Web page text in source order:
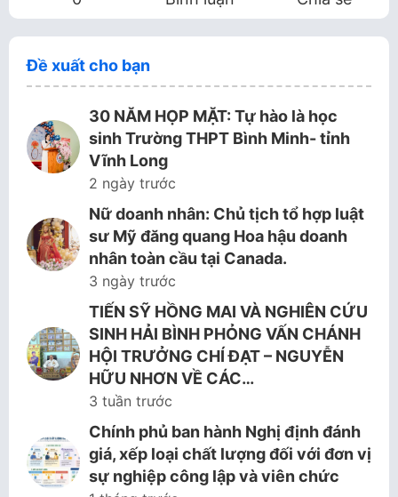
Đề xuất cho bạn
30 NĂM HỌP MẶT: Tự hào là học
sinh Trường THPT Bình Minh- tỉnh
Vĩnh Long
2 ngày trước
Nữ doanh nhân: Chủ tịch tổ hợp luật
sư Mỹ đăng quang Hoa hậu doanh
nhân toàn cầu tại Canada.
3 ngày trước
TIẾN SỸ HỒNG MAI VÀ NGHIÊN CỨU
SINH HẢI BÌNH PHỎNG VẤN CHÁNH
HỘI TRƯỞNG CHÍ ĐẠT – NGUYỄN
HỮU NHƠN VỀ CÁC…
3 tuần trước
Chính phủ ban hành Nghị định đánh
giá, xếp loại chất lượng đối với đơn vị
sự nghiệp công lập và viên chức